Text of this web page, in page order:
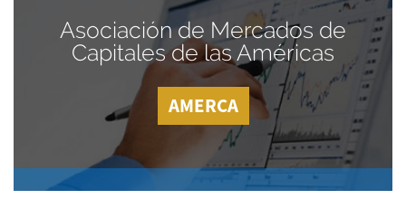
Asociación de Mercados de
Capitales de las Américas
AMERCA